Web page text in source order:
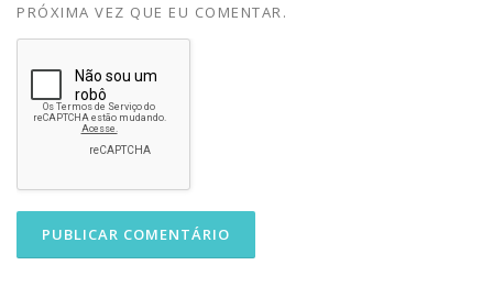
PRÓXIMA VEZ QUE EU COMENTAR.